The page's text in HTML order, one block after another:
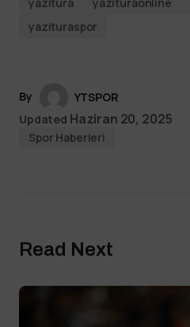
yazituraspor
By
YTSPOR
Updated Haziran 20, 2025
Spor Haberleri
Read Next